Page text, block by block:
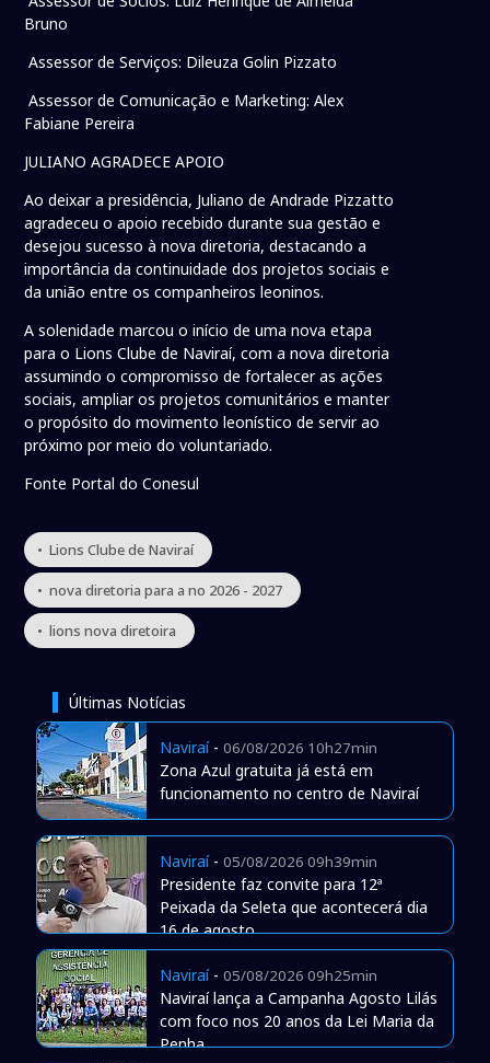
Bruno
Assessor de Serviços: Dileuza Golin Pizzato
Assessor de Comunicação e Marketing: Alex
Fabiane Pereira
JULIANO AGRADECE APOIO
Ao deixar a presidência, Juliano de Andrade Pizzatto
agradeceu o apoio recebido durante sua gestão e
desejou sucesso à nova diretoria, destacando a
importância da continuidade dos projetos sociais e
da união entre os companheiros leoninos.
A solenidade marcou o início de uma nova etapa
para o Lions Clube de Naviraí, com a nova diretoria
assumindo o compromisso de fortalecer as ações
sociais, ampliar os projetos comunitários e manter
o propósito do movimento leonístico de servir ao
próximo por meio do voluntariado.
Fonte Portal do Conesul
• Lions Clube de Naviraí
• nova diretoria para a no 2026 - 2027
• lions nova diretoira
Últimas Notícias
Naviraí- 06/08/2026 10h27min
Zona Azul gratuita já está em
funcionamento no centro de Naviraí
Naviraí- 05/08/2026 09h39min
Presidente faz convite para 12ª
Peixada da Seleta que acontecerá dia
16 de agosto
Naviraí- 05/08/2026 09h25min
Naviraí lança a Campanha Agosto Lilás
com foco nos 20 anos da Lei Maria da
Penha